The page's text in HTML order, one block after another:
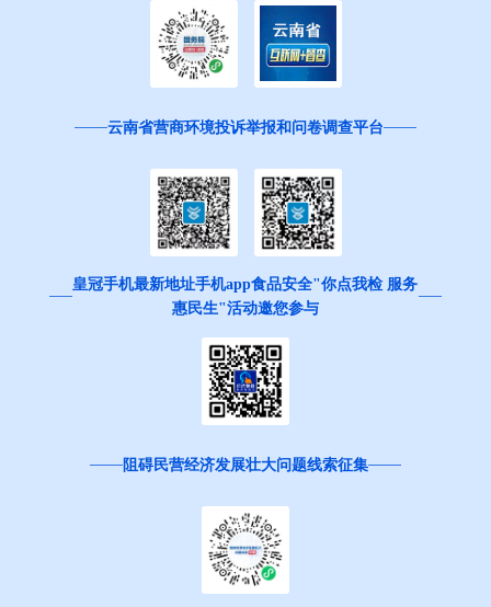
云南省营商环境投诉举报和问卷调查平台
皇冠手机最新地址手机app食品安全"你点我检 服务
惠民生"活动邀您参与
阻碍民营经济发展壮大问题线索征集